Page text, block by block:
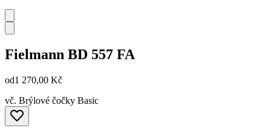
Fielmann BD 557 FA
od1 270,00 Kč
vč. Brýlové čočky Basic